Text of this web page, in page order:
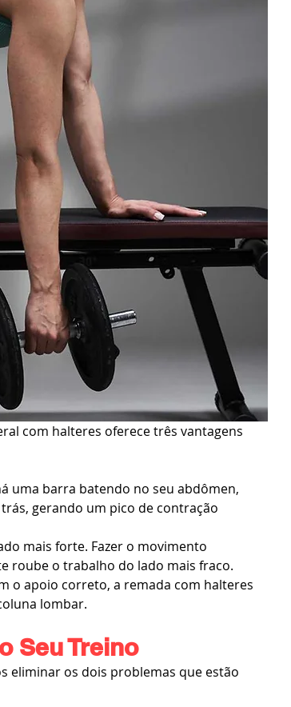
com halteres oferece três vantagens
uma barra batendo no seu abdômen,
gerando um pico de contração
mais forte. Fazer o movimento
roube o trabalho do lado mais fraco.
o apoio correto, a remada com halteres
lombar.
Seu Treino
eliminar os dois problemas que estão